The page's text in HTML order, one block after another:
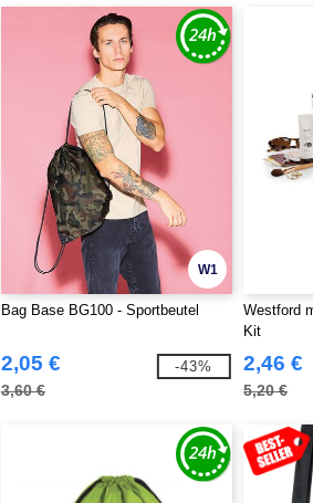
W1
Bag Base BG100 - Sportbeutel
2,05 €
3,60 €
-43%
Westford
Kit
2,46 €
5,20 €